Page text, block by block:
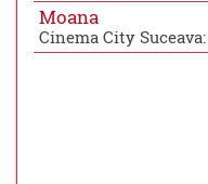
Moana
Cinema City Suceava: